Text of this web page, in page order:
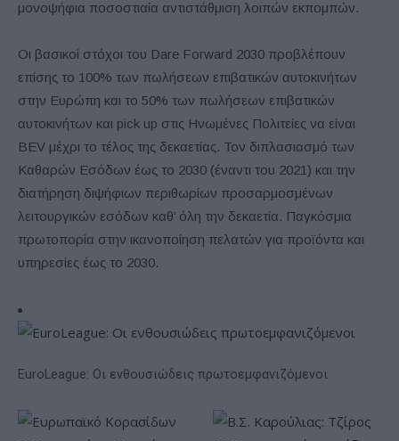
μονοψήφια ποσοστιαία αντιστάθμιση λοιπών εκπομπών.
Οι βασικοί στόχοι του Dare Forward 2030 προβλέπουν
επίσης το 100% των πωλήσεων επιβατικών αυτοκινήτων
στην Ευρώπη και το 50% των πωλήσεων επιβατικών
αυτοκινήτων και pick up στις Ηνωμένες Πολιτείες να είναι
BEV μέχρι το τέλος της δεκαετίας. Τον διπλασιασμό των
Καθαρών Εσόδων έως το 2030 (έναντι του 2021) και την
διατήρηση διψήφιων περιθωρίων προσαρμοσμένων
λειτουργικών εσόδων καθ’ όλη την δεκαετία. Παγκόσμια
πρωτοπορία στην ικανοποίηση πελατών για προϊόντα και
υπηρεσίες έως το 2030.
EuroLeague: Οι ενθουσιώδεις πρωτοεμφανιζόμενοι